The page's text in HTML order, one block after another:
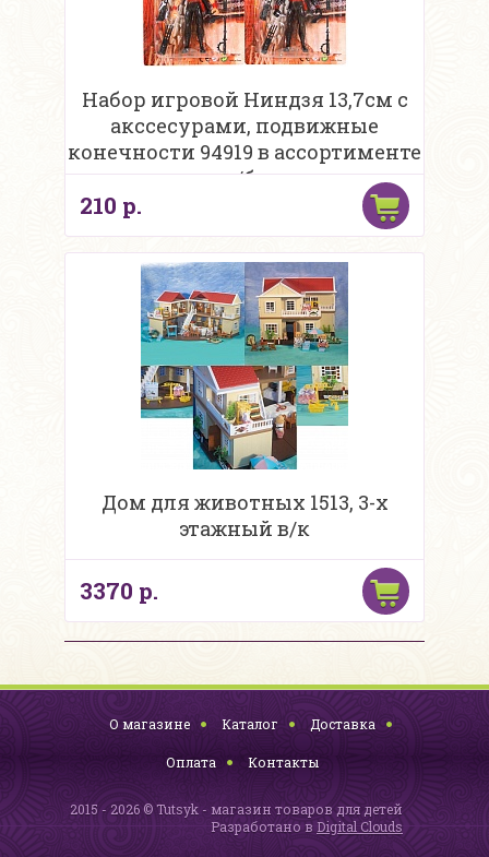
Набор игровой Ниндзя 13,7см с
акссесурами, подвижные
конечности 94919 в ассортименте
н/бл
210 р.
Дом для животных 1513, 3-х
этажный в/к
3370 р.
О магазине Каталог Доставка
Оплата Контакты
2015 - 2026 © Tutsyk - магазин товаров для детей
Разработано в Digital Clouds